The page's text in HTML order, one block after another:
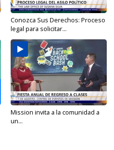
Conozca Sus Derechos: Proceso
legal para solicitar...
Mission invita a la comunidad a
un...